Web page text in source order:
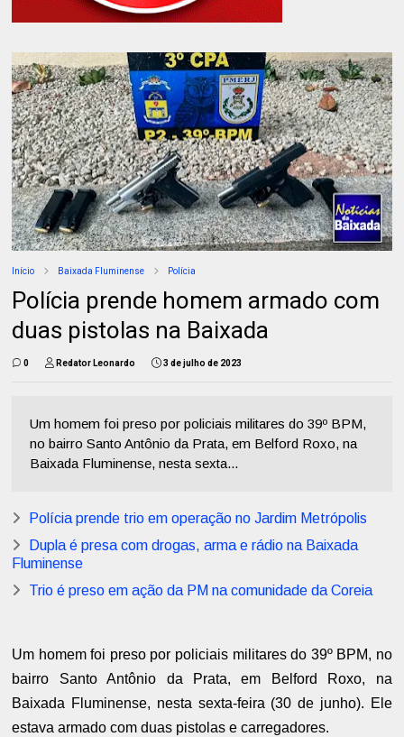
Início Baixada Fluminense Polícia
Polícia prende homem armado com
duas pistolas na Baixada
0 Redator Leonardo 3 de julho de 2023
Um homem foi preso por policiais militares do 39º BPM,
no bairro Santo Antônio da Prata, em Belford Roxo, na
Baixada Fluminense, nesta sexta...
Polícia prende trio em operação no Jardim Metrópolis
Dupla é presa com drogas, arma e rádio na Baixada
Fluminense
Trio é preso em ação da PM na comunidade da Coreia
Um homem foi preso por policiais militares do 39º BPM, no
bairro Santo Antônio da Prata, em Belford Roxo, na
Baixada Fluminense, nesta sexta-feira (30 de junho). Ele
estava armado com duas pistolas e carregadores.